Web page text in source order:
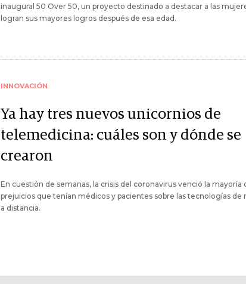
inaugural 50 Over 50, un proyecto destinado a destacar a las
logran sus mayores logros después de esa edad.
INNOVACIÓN
Ya hay tres nuevos unicornios de
telemedicina: cuáles son y dónde se
crearon
En cuestión de semanas, la crisis del coronavirus venció la mayoría
prejuicios que tenían médicos y pacientes sobre las tecnologías de
a distancia.